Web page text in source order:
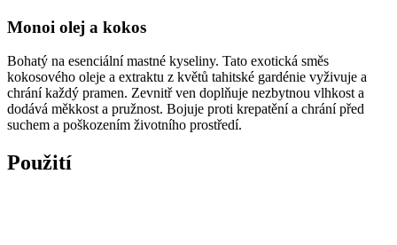
Monoi olej a kokos
Bohatý na esenciální mastné kyseliny. Tato exotická směs
kokosového oleje a extraktu z květů tahitské gardénie vyživuje a
chrání každý pramen. Zevnitř ven doplňuje nezbytnou vlhkost a
dodává měkkost a pružnost. Bojuje proti krepatění a chrání před
suchem a poškozením životního prostředí.
Použití